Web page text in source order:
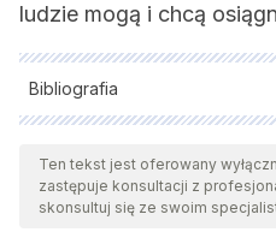
ludzie mogą i chcą
Bibliografia
Wszystkie cytowane źródła
przeanalizowane przez nasz
jakości, wiarygodności,
Ten tekst jest oferowany
zastępuje konsultacji z
skonsultuj się ze swoim